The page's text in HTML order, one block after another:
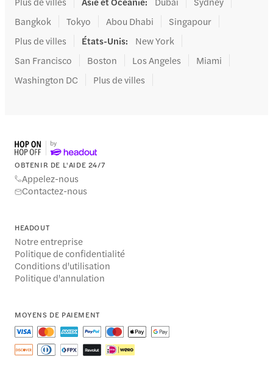
Bangkok
Tokyo Abou Dhabi
Singapour
Plus de villes
États-Unis:
New York
San Francisco
Boston Los Angeles
Miami
Washington DC
Plus de villes
OBTENIR DE L'AIDE 24/7
Appelez-nous
Contactez-nous
HEADOUT
Notre entreprise
Politique de confidentialité
Conditions d'utilisation
Politique d'annulation
MOYENS DE PAIEMENT